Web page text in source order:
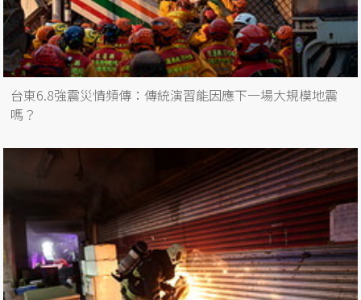
台東6.8強震災情頻傳：傳統演習能因應下一場大規模地震
嗎？